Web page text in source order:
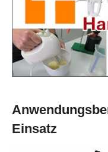
Einsatz